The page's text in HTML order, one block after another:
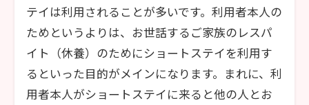
テイは利用されることが多いです。利用者本人の
ためというよりは、お世話するご家族のレスパ
イト（休養）のためにショートステイを利用す
るといった目的がメインになります。まれに、利
用者本人がショートステイに来ると他の人とお